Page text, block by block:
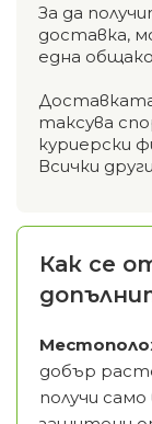
За да
доставка,
една
таксува
куриерски
Всички
Как се
добър
получи